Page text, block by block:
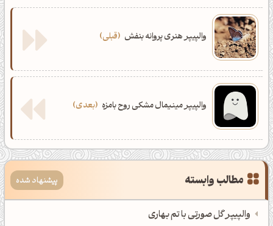
والپیپر هنری پروانه بنفش قبلی
والپیپر مینیمال مشکی روح بامزه بعدی
مطالب وابسته پیشنهاد شده
والپیپر گل صورتی با تم بهاری